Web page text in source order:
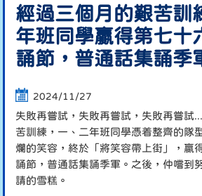
經過三個月的艱苦訓
年班同學贏得第七十
誦節，普通話集誦季
2024/11/27
失敗再嘗試，失敗再嘗試，失敗再嘗試
苦訓練，一、二年班同學憑着整齊的隊
爛的笑容，終於「將笑容帶上街」，贏
誦節，普通話集誦季軍。之後，仲嚐
請的雪糕。